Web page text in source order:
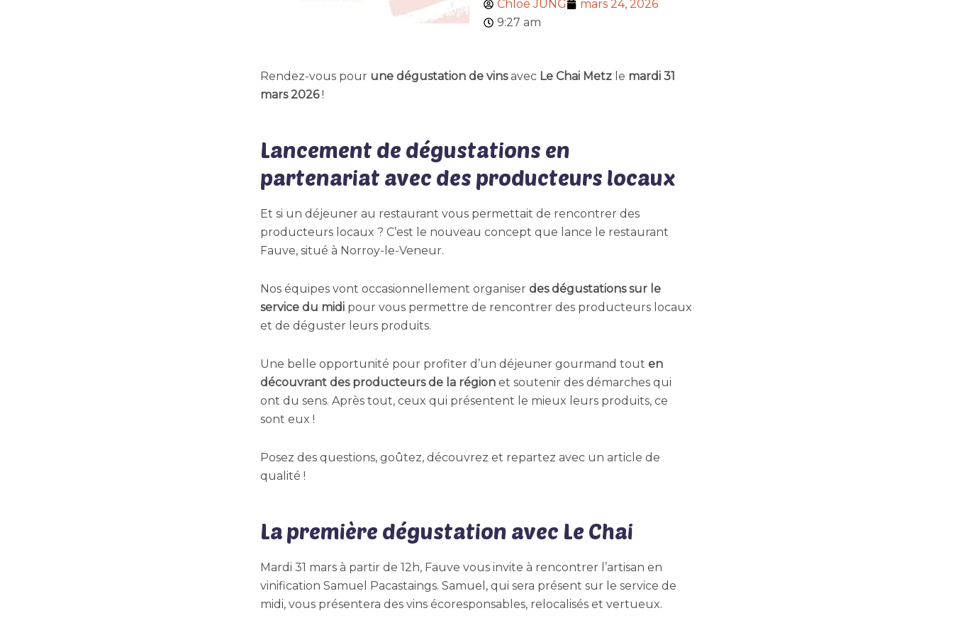
Chloé JUNG
mars 24, 2026
9:27 am
Rendez-vous pour une dégustation de vinsavec Le Chai Metz le mardi 31
mars 2026!
Lancement de dégustations en
partenariat avec des producteurs locaux
Et si un déjeuner au restaurant vous permettait de rencontrer des
producteurs locaux ? C’est le nouveau concept que lance le restaurant
Fauve, situé à Norroy-le-Veneur.
Nos équipes vont occasionnellement organiser des dégustations sur le
service du midi pour vous permettre de rencontrer des producteurs locaux
et de déguster leurs produits.
Une belle opportunité pour profiter d’un déjeuner gourmand tout en
découvrant des producteurs de la région et soutenir des démarches qui
ont du sens. Après tout, ceux qui présentent le mieux leurs produits, ce
sont eux !
Posez des questions, goûtez, découvrez et repartez avec un article de
qualité !
La première dégustation avec Le Chai
Mardi 31 mars à partir de 12h, Fauve vous invite à rencontrer l’artisan en
vinification Samuel Pacastaings. Samuel, qui sera présent sur le service de
midi, vous présentera des vins écoresponsables, relocalisés et vertueux.